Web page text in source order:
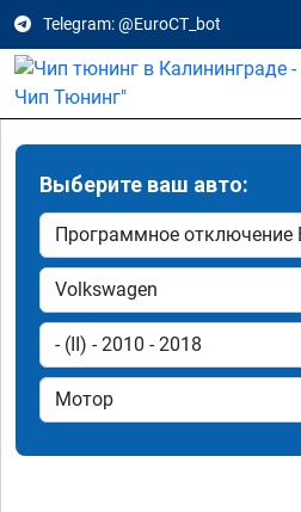
Telegram: @EuroCT_bot
Выберите ваш авто: